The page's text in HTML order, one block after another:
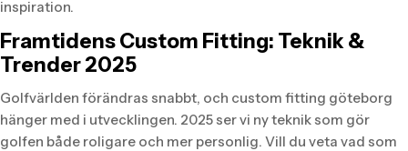
inspiration.
Framtidens Custom Fitting: Teknik &
Trender 2025
Golfvärlden förändras snabbt, och custom fitting göteborg
hänger med i utvecklingen. 2025 ser vi ny teknik som gör
golfen både roligare och mer personlig. Vill du veta vad som